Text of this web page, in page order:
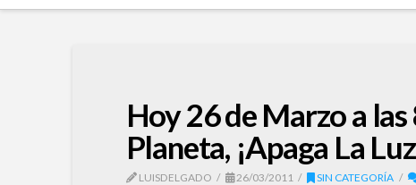
Hoy 26 de Marzo a
Planeta, ¡Apaga La
LUISDELGADO 26/03/2011 SIN CATEGORÍA